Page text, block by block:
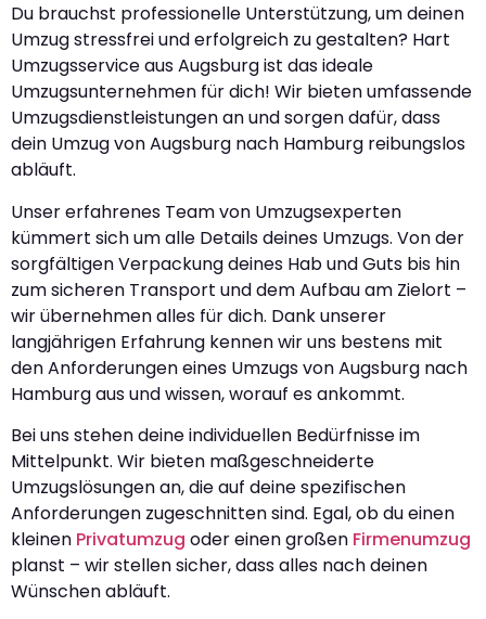
Du brauchst professionelle Unterstützung, um deinen
Umzug stressfrei und erfolgreich zu gestalten? Hart
Umzugsservice aus Augsburg ist das ideale
Umzugsunternehmen für dich! Wir bieten umfassende
Umzugsdienstleistungen an und sorgen dafür, dass
dein Umzug von Augsburg nach Hamburg reibungslos
abläuft.
Unser erfahrenes Team von Umzugsexperten
kümmert sich um alle Details deines Umzugs. Von der
sorgfältigen Verpackung deines Hab und Guts bis hin
zum sicheren Transport und dem Aufbau am Zielort –
wir übernehmen alles für dich. Dank unserer
langjährigen Erfahrung kennen wir uns bestens mit
den Anforderungen eines Umzugs von Augsburg nach
Hamburg aus und wissen, worauf es ankommt.
Bei uns stehen deine individuellen Bedürfnisse im
Mittelpunkt. Wir bieten maßgeschneiderte
Umzugslösungen an, die auf deine spezifischen
Anforderungen zugeschnitten sind. Egal, ob du einen
kleinen Privatumzug oder einen großen Firmenumzug
planst – wir stellen sicher, dass alles nach deinen
Wünschen abläuft.